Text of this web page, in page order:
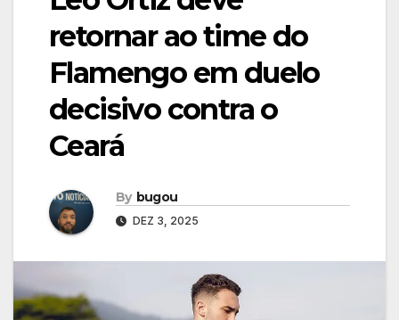
retornar ao time do
Flamengo em duelo
decisivo contra o
Ceará
By bugou
DEZ 3, 2025